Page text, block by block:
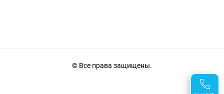
© Все права защищены.